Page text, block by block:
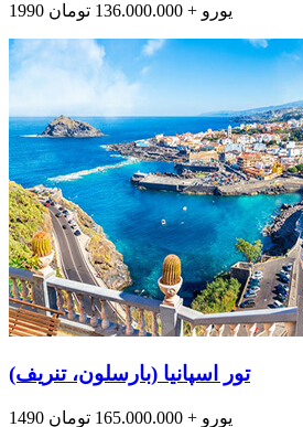
1990 یورو + 136.000.000 تومان
تور اسپانیا (بارسلون، تنریف)
1490 یورو + 165.000.000 تومان